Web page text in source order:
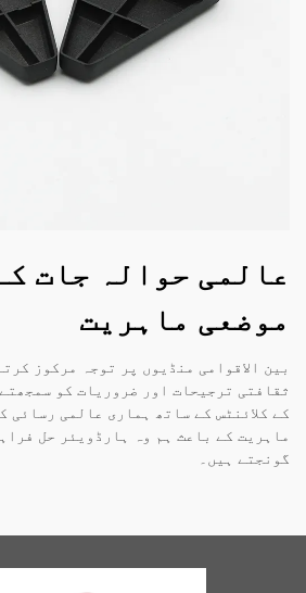
عالمی حوالہ جات
موضعی ماہریت
بین الاقوامی منڈیوں پر توجہ مرکوز
ثقافتی ترجیحات اور ضروریات کو
کے کلائنٹس کے ساتھ ہماری عالمی رسائی
ماہریت کے باعث ہم وہ ہارڈویئر حل
گونجتے ہیں۔